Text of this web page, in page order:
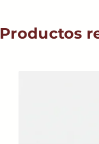
Productos